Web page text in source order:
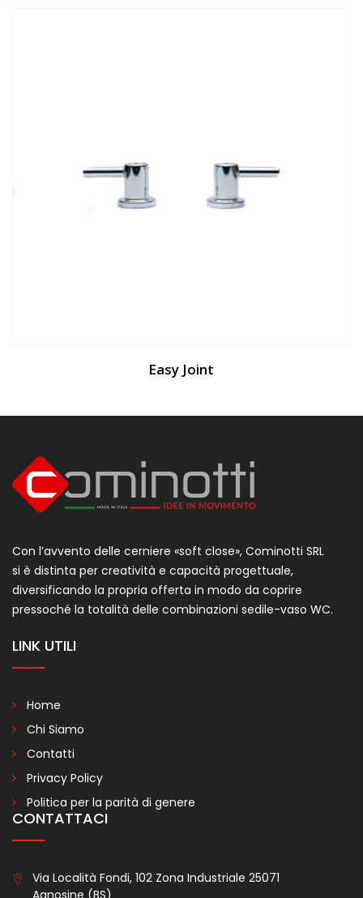
Easy Joint
Con l’avvento delle cerniere «soft close», Cominotti SRL
si è distinta per creatività e capacità progettuale,
diversificando la propria offerta in modo da coprire
pressoché la totalità delle combinazioni sedile-vaso WC.
LINK UTILI
Home
Chi Siamo
Contatti
Privacy Policy
Politica per la parità di genere
CONTATTACI
Via Località Fondi, 102 Zona Industriale 25071
Agnosine (BS)